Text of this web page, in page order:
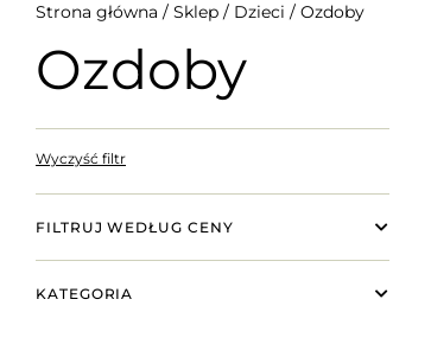
Strona główna / Sklep / Dzieci / Ozdoby
Ozdoby
Wyczyść filtr
FILTRUJ WEDŁUG CENY
KATEGORIA